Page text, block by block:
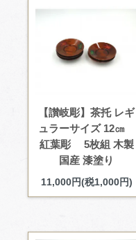
【讃岐彫】茶托 レギ
ュラーサイズ 12㎝
紅葉彫 5枚組 木製
国産 漆塗り
11,000円(税1,000円)